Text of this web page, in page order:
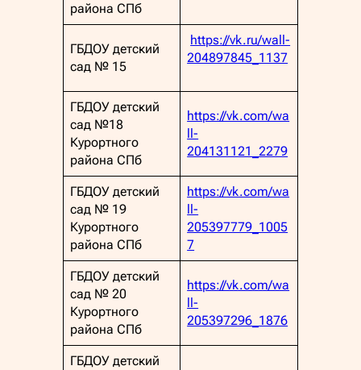
района СПб
ГБДОУ детский
сад № 15
https://vk.ru/wall-
204897845_1137
ГБДОУ детский
сад №18
Курортного
района СПб
https://vk.com/wa
ll-
204131121_2279
ГБДОУ детский
сад № 19
Курортного
района СПб
https://vk.com/wa
ll-
205397779_1005
7
ГБДОУ детский
сад № 20
Курортного
района СПб
https://vk.com/wa
ll-
205397296_1876
ГБДОУ детский